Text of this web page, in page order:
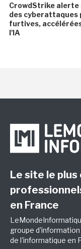
CrowdStrike alerte
des cyberattaques
furtives,
l'IA
Le site le
en France
groupe
de l'informatique en